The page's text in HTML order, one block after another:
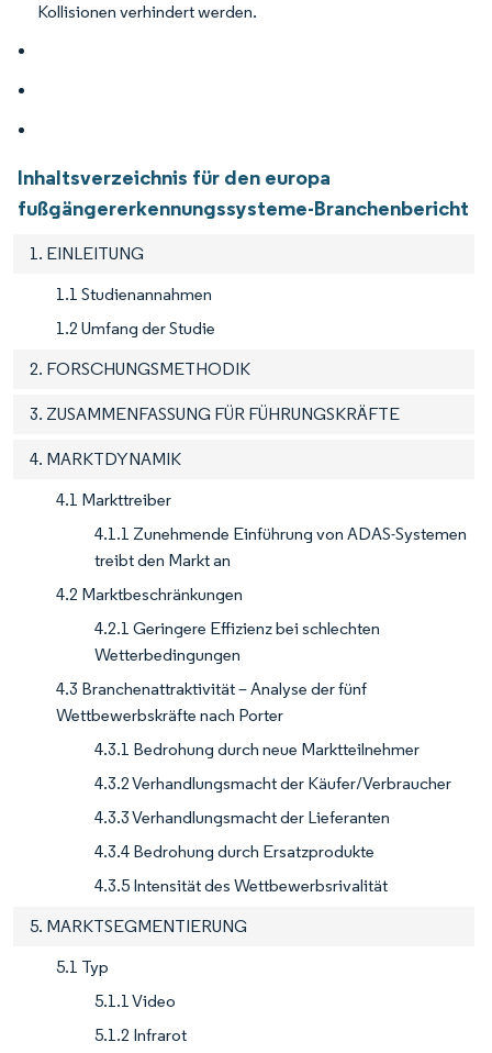
Kollisionen verhindert werden.
Inhaltsverzeichnis für den europa
fußgängererkennungssysteme-Branchenbericht
1. EINLEITUNG
1.1 Studienannahmen
1.2 Umfang der Studie
2. FORSCHUNGSMETHODIK
3. ZUSAMMENFASSUNG FÜR FÜHRUNGSKRÄFTE
4. MARKTDYNAMIK
4.1 Markttreiber
4.1.1 Zunehmende Einführung von ADAS-Systemen
treibt den Markt an
4.2 Marktbeschränkungen
4.2.1 Geringere Effizienz bei schlechten
Wetterbedingungen
4.3 Branchenattraktivität – Analyse der fünf
Wettbewerbskräfte nach Porter
4.3.1 Bedrohung durch neue Marktteilnehmer
4.3.2 Verhandlungsmacht der Käufer/Verbraucher
4.3.3 Verhandlungsmacht der Lieferanten
4.3.4 Bedrohung durch Ersatzprodukte
4.3.5 Intensität des Wettbewerbsrivalität
5. MARKTSEGMENTIERUNG
5.1 Typ
5.1.1 Video
5.1.2 Infrarot